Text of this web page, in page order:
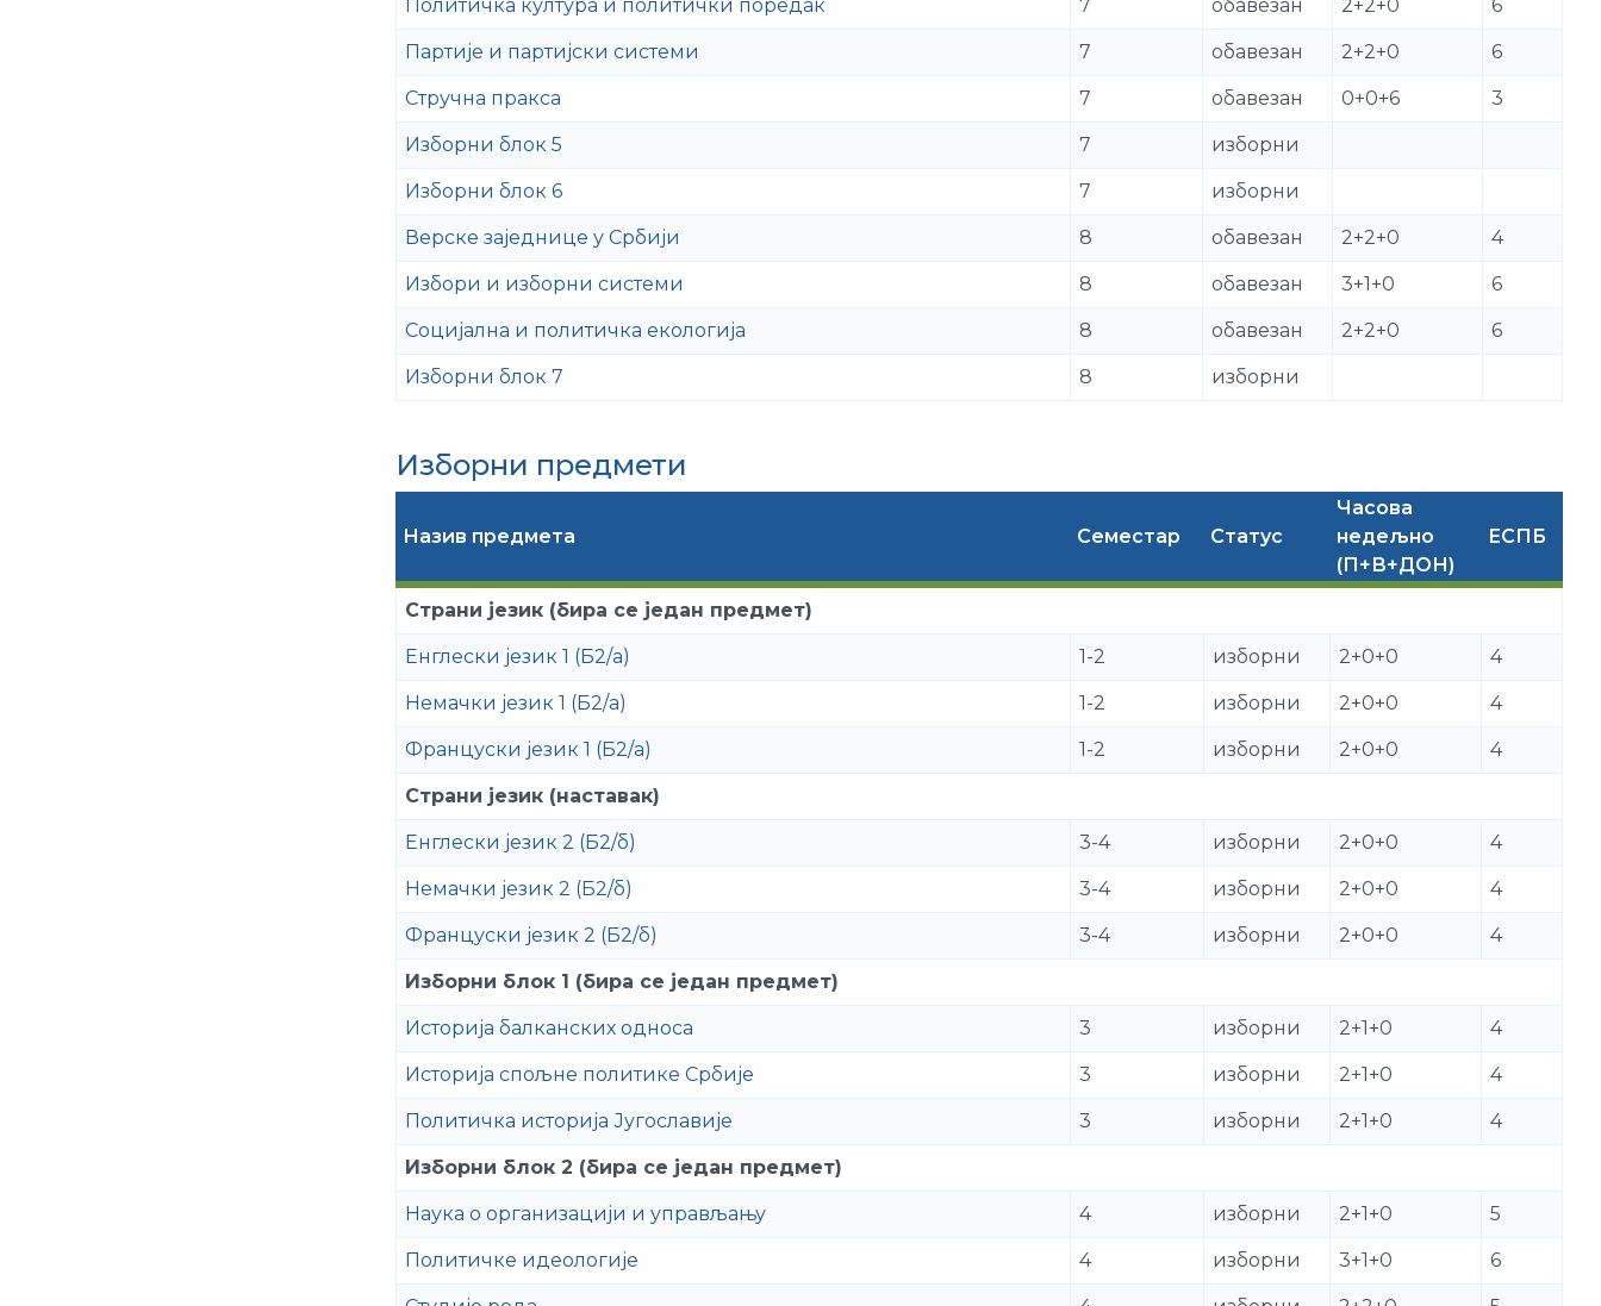
Политичка култура и политички поредак 7 обавезан 2+2+0 6
Партије и партијски системи 7 обавезан 2+2+0 6
Стручна пракса 7 обавезан 0+0+6 3
Изборни блок 5 7 изборни
Изборни блок 6 7 изборни
Верске заједнице у Србији 8 обавезан 2+2+0 4
Избори и изборни системи 8 обавезан 3+1+0 6
Социјална и политичка екологија 8 обавезан 2+2+0 6
Изборни блок 7 8 изборни
Изборни предмети
Назив предмета Семестар Статус
Часова
недељно
(П+В+ДОН)
ЕСПБ
Страни језик (бира се један предмет)
Енглески језик 1 (Б2/а) 1-2 изборни 2+0+0 4
Немачки језик 1 (Б2/а) 1-2 изборни 2+0+0 4
Француски језик 1 (Б2/а) 1-2 изборни 2+0+0 4
Страни језик (наставак)
Енглески језик 2 (Б2/б) 3-4 изборни 2+0+0 4
Немачки језик 2 (Б2/б) 3-4 изборни 2+0+0 4
Француски језик 2 (Б2/б) 3-4 изборни 2+0+0 4
Изборни блок 1 (бира се један предмет)
Историја балканских односа 3 изборни 2+1+0 4
Историја спољне политике Србије 3 изборни 2+1+0 4
Политичка историја Југославије 3 изборни 2+1+0 4
Изборни блок 2 (бира се један предмет)
Наука о организацији и управљању 4 изборни 2+1+0 5
Политичке идеологије 4 изборни 3+1+0 6